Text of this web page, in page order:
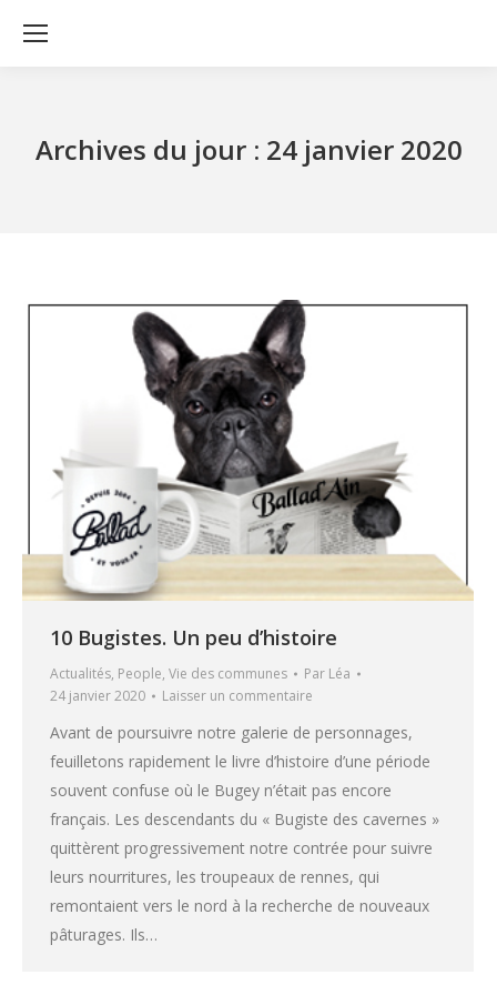
Archives du jour : 24 janvier 2020
10 Bugistes. Un peu d’histoire
Actualités, People, Vie des communes Par Léa
24 janvier 2020
Laisser un commentaire
Avant de poursuivre notre galerie de personnages,
feuilletons rapidement le livre d’histoire d’une période
souvent confuse où le Bugey n’était pas encore
français. Les descendants du « Bugiste des cavernes »
quittèrent progressivement notre contrée pour suivre
leurs nourritures, les troupeaux de rennes, qui
remontaient vers le nord à la recherche de nouveaux
pâturages. Ils…